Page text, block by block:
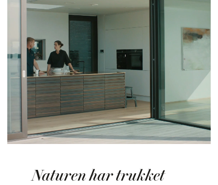
Naturen har trukket